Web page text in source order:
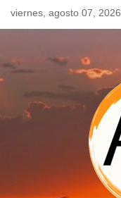
Skipviernes, agosto 07, 2026